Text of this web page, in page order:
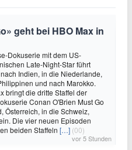
geht bei HBO Max in
Dokuserie mit dem US-
Late-Night-Star führt
Indien, in die Niederlande,
und nach Marokko.
bringt die dritte Staffel der
Conan O'Brien Must Go
Österreich, in die Schweiz,
Die vier neuen Episoden
beiden Staffeln […] (00)
vor 5 Stunden